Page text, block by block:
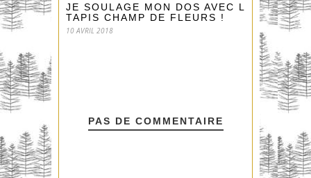
JE SOULAGE MON DOS AVEC LE
TAPIS CHAMP DE FLEURS !
10 AVRIL 2018
PAS DE COMMENTAIRE